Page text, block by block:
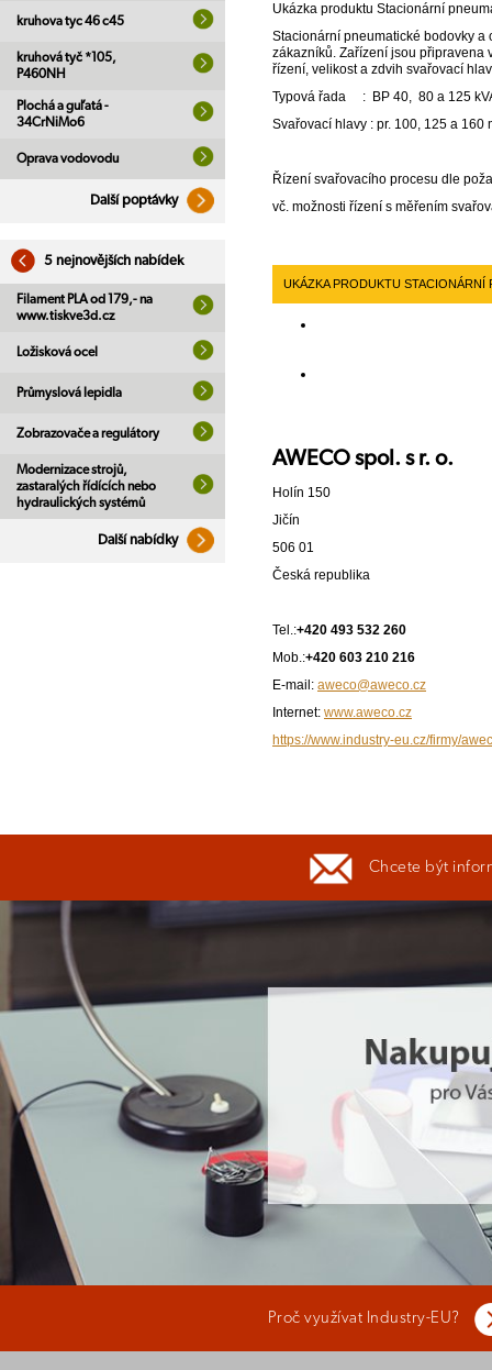
kruhova tyc 46 c45
kruhová tyč *105,
P460NH
Plochá a guľatá -
34CrNiMo6
Oprava vodovodu
Další poptávky
5 nejnovějších nabídek
Filament PLA od 179,- na
www.tiskve3d.cz
Ložisková ocel
Průmyslová lepidla
Zobrazovače a regulátory
Modernizace strojů,
zastaralých řídících nebo
hydraulických systémů
Další nabídky
Ukázka produktu Stacionární
Stacionární pneumatické bodovky a
zákazníků. Zařízení jsou připravena
řízení, velikost a zdvih svařovací
Typová řada : BP 40, 80 a 125
Svařovací hlavy : pr. 100, 125 a 160
Řízení svařovacího procesu dle
vč. možnosti řízení s měřením
UKÁZKA PRODUKTU STACIONÁRNÍ
AWECO spol. s r. o.
Holín 150
Jičín
506 01
Česká republika
Tel.:+420 493 532 260
Mob.:+420 603 210 216
E-mail: aweco@aweco.cz
Internet: www.aweco.cz
https://www.industry-eu.cz/firmy/
Chcete být
Proč využívat Industry-EU?